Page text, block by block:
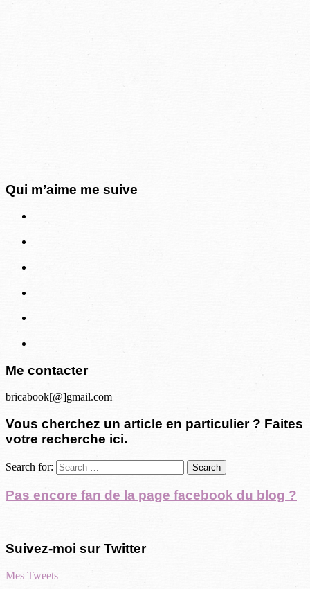
Qui m’aime me suive
Me contacter
bricabook[@]gmail.com
Vous cherchez un article en particulier ? Faites
votre recherche ici.
Search for:
Pas encore fan de la page facebook du blog ?
Suivez-moi sur Twitter
Mes Tweets